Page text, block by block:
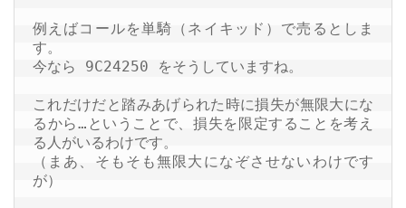
例えばコールを単騎（ネイキッド）で売るとしま
す。
今なら 9C24250 をそうしていますね。
これだけだと踏みあげられた時に損失が無限大にな
るから…ということで、損失を限定することを考え
る人がいるわけです。
（まあ、そもそも無限大になぞさせないわけです
が）